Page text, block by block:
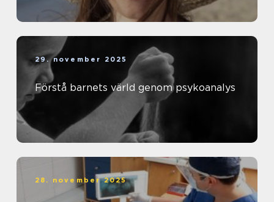
29. november 2025
Förstå barnets värld genom psykoanalys
28. november 2025